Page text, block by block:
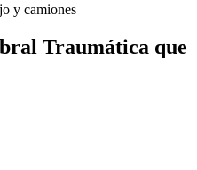
y camiones
Traumática que